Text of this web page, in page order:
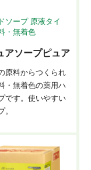
ソープ 原液タイ
・無着色
アソープピュア
原料からつくられ
・無着色の薬用ハ
です。使いやすい
。